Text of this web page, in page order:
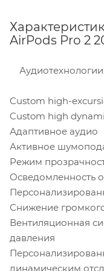
AirPods Pro 2
Custom high-
Custom high
Адаптивное аудио
Активное
Режим
Осведомленность
Снижение
Вентиляционная
давления
динамическим